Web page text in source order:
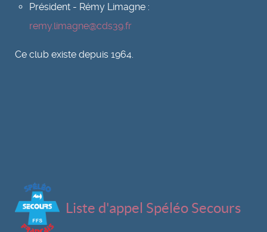
Président - Rémy Limagne :
remy.limagne@cds39.fr
Ce club existe depuis 1964.
Liste d'appel Spéléo Secours